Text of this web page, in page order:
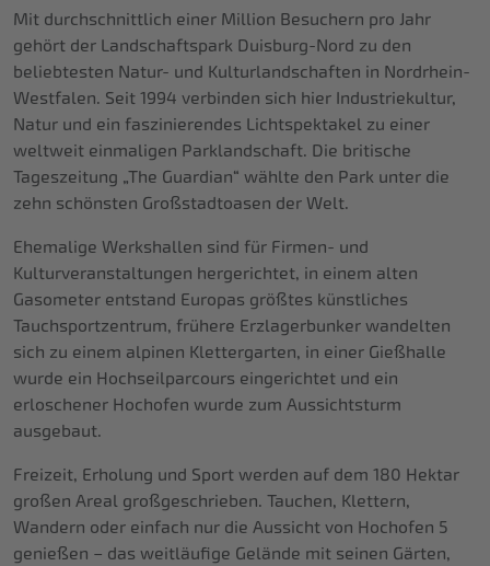
Mit durchschnittlich einer Million Besuchern pro Jahr
gehört der Landschaftspark Duisburg-Nord zu den
beliebtesten Natur- und Kulturlandschaften in Nordrhein-
Westfalen. Seit 1994 verbinden sich hier Industriekultur,
Natur und ein faszinierendes Lichtspektakel zu einer
weltweit einmaligen Parklandschaft. Die britische
Tageszeitung „The Guardian“ wählte den Park unter die
zehn schönsten Großstadtoasen der Welt.
Ehemalige Werkshallen sind für Firmen- und
Kulturveranstaltungen hergerichtet, in einem alten
Gasometer entstand Europas größtes künstliches
Tauchsportzentrum, frühere Erzlagerbunker wandelten
sich zu einem alpinen Klettergarten, in einer Gießhalle
wurde ein Hochseilparcours eingerichtet und ein
erloschener Hochofen wurde zum Aussichtsturm
ausgebaut.
Freizeit, Erholung und Sport werden auf dem 180 Hektar
großen Areal großgeschrieben. Tauchen, Klettern,
Wandern oder einfach nur die Aussicht von Hochofen 5
genießen – das weitläufige Gelände mit seinen Gärten,